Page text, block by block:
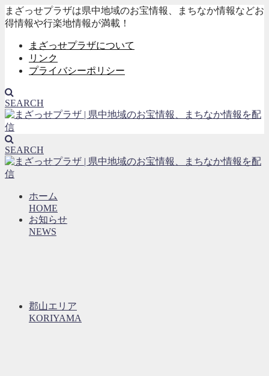
まざっせプラザは県中地域のお宝情報、まちなか情報などお
得情報や行楽地情報が満載！
まざっせプラザについて
リンク
プライバシーポリシー
SEARCH
SEARCH
ホーム
HOME
お知らせ
NEWS
郡山エリア
KORIYAMA